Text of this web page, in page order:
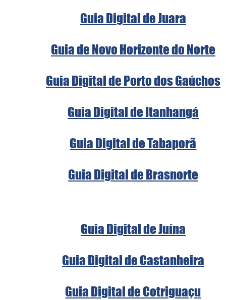
Guia Digital de Juara
Guia de Novo Horizonte do Norte
Guia Digital de Porto dos Gaúchos
Guia Digital de Itanhangá
Guia Digital de Tabaporã
Guia Digital de Brasnorte
Guia Digital de Juína
Guia Digital de Castanheira
Guia Digital de Cotriguaçu